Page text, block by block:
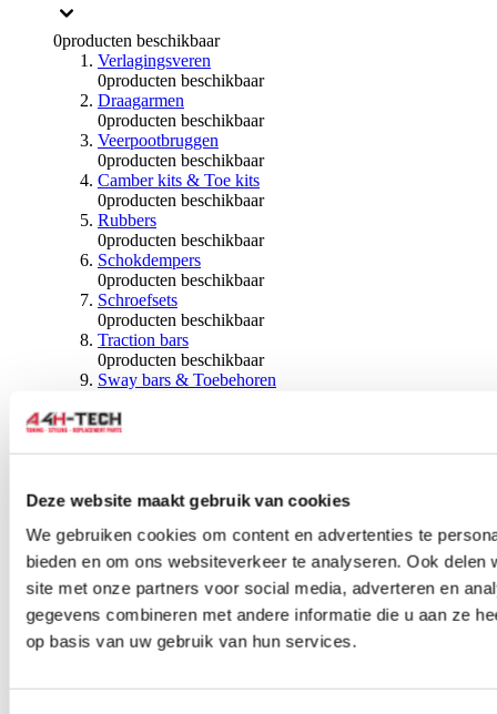
Deze website maakt gebruik van cookies
We gebruiken cookies om content en advertenties te
bieden en om ons websiteverkeer te analyseren. Ook
site met onze partners voor social media, adverteren en
gegevens combineren met andere informatie die u aan ze
op basis van uw gebruik van hun services.
0producten beschikbaar
Verlagingsveren
0producten beschikbaar
Draagarmen
0producten beschikbaar
Veerpootbruggen
0producten beschikbaar
Camber kits & Toe kits
0producten beschikbaar
Rubbers
0producten beschikbaar
Schokdempers
0producten beschikbaar
Schroefsets
0producten beschikbaar
Traction bars
0producten beschikbaar
Sway bars & Toebehoren
Kogels & Hoezen
0 producten beschikbaar
Wiellagers & Naven
Wielen & Toebehoren
producten beschikbaar
Spoorverbreders
0producten beschikbaar
Wielmoeren
producten beschikbaar
Draadeinden
Velgen overige